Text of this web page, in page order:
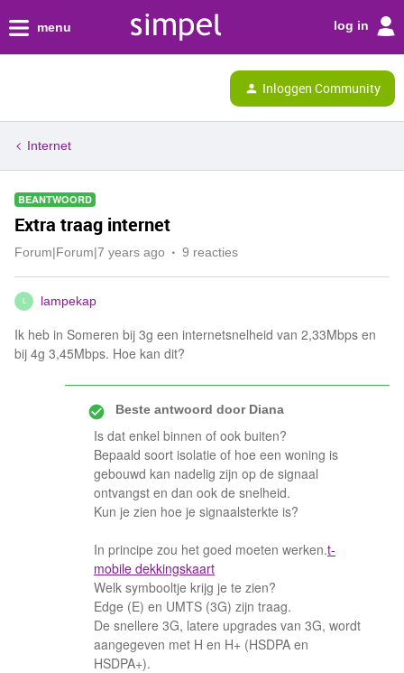
menu log in
Inloggen Community
Internet
BEANTWOORD
Extra traag internet
Forum|Forum|7 years ago 9 reacties
L lampekap
Ik heb in Someren bij 3g een internetsnelheid van 2,33Mbps en
bij 4g 3,45Mbps. Hoe kan dit?
Beste antwoord doorDiana
Is dat enkel binnen of ook buiten?
Bepaald soort isolatie of hoe een woning is
gebouwd kan nadelig zijn op de signaal
ontvangst en dan ook de snelheid.
Kun je zien hoe je signaalsterkte is?
In principe zou het goed moeten werken.t-
mobile dekkingskaart
Welk symbooltje krijg je te zien?
Edge (E) en UMTS (3G) zijn traag.
De snellere 3G, latere upgrades van 3G, wordt
aangegeven met H en H+ (HSDPA en
HSDPA+).